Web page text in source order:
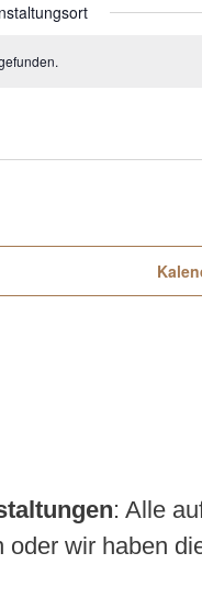
: Alle
wir haben